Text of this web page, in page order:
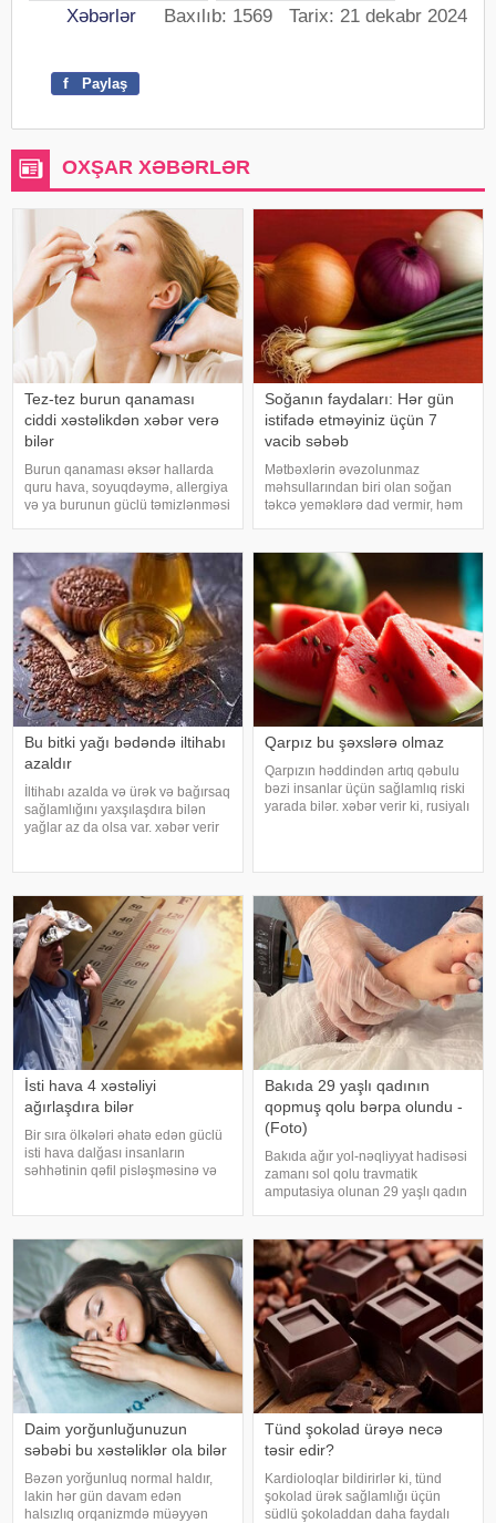
Xəbərlər Baxılıb: 1569 Tarix: 21 dekabr 2024
f Paylaş
OXŞAR XƏBƏRLƏR
Tez-tez burun qanaması
ciddi xəstəlikdən xəbər verə
bilər
Burun qanaması əksər hallarda
quru hava, soyuqdəymə, allergiya
və ya burunun güclü təmizlənməsi
tez-tez təkrarlanır, çox olursa və
ya çətin dayanırsa, mütlə
Soğanın faydaları: Hər gün
istifadə etməyiniz üçün 7
vacib səbəb
Mətbəxlərin əvəzolunmaz
məhsullarından biri olan soğan
təkcə yeməklərə dad vermir, həm
tərkibindəki vitaminlər, minerallar
və antioksidantlar sayəsində soğa
Bu bitki yağı bədəndə iltihabı
azaldır
İltihabı azalda və ürək və bağırsaq
sağlamlığını yaxşılaşdıra bilən
yağlar az da olsa var. xəbər verir
preslənmiş kətan toxumlarında
Qarpız bu şəxslərə olmaz
Qarpızın həddindən artıq qəbulu
bəzi insanlar üçün sağlamlıq riski
yarada bilər. xəbər verir ki, rusiyalı
meyvəni ehtiyatla istehla
İsti hava 4 xəstəliyi
ağırlaşdıra bilər
Bir sıra ölkələri əhatə edən güclü
isti hava dalğası insanların
səhhətinin qəfil pisləşməsinə və
günvurma riski yaratmır. xarici
mediay
Bakıda 29 yaşlı qadının
qopmuş qolu bərpa olundu -
(Foto)
Bakıda ağır yol-nəqliyyat hadisəsi
zamanı sol qolu travmatik
amputasiya olunan 29 yaşlı qadın
zərərçəkən Səhiyyə Nazirliyi
Akademik M.A.Topçubaşov adına
Elmi Cərrahiyy
Daim yorğunluğunuzun
səbəbi bu xəstəliklər ola bilər
Bəzən yorğunluq normal haldır,
lakin hər gün davam edən
halsızlıq orqanizmdə müəyyən
Tünd şokolad ürəyə necə
təsir edir?
Kardioloqlar bildirirlər ki, tünd
şokolad ürək sağlamlığı üçün
südlü şokoladdan daha faydalı